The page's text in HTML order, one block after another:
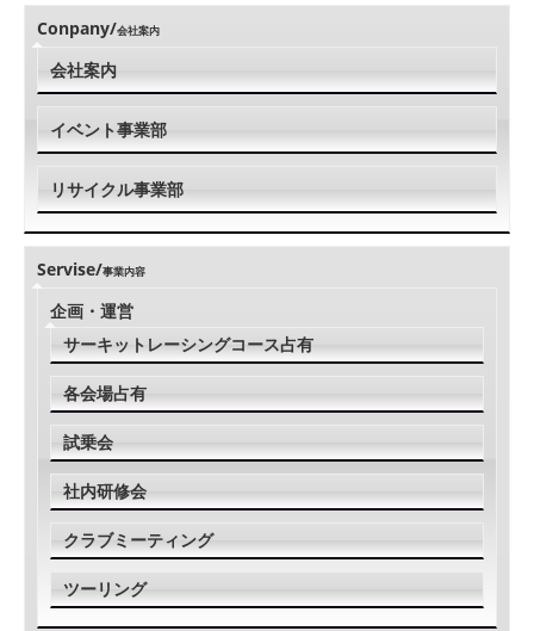
Conpany/会社案内
会社案内
イベント事業部
リサイクル事業部
Servise/事業内容
企画・運営
サーキットレーシングコース占有
各会場占有
試乗会
社内研修会
クラブミーティング
ツーリング